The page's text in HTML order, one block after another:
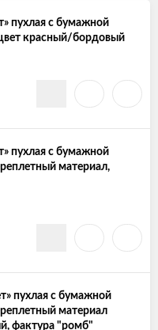
пухлая с бумажной
красный/бордовый
пухлая с бумажной
материал,
пухлая с бумажной
материал
фактура "ромб"